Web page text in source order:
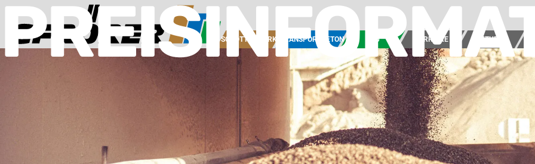
SCHOTTERWERK TRANSPORTBETON BAU KARRIERE AKTUELL